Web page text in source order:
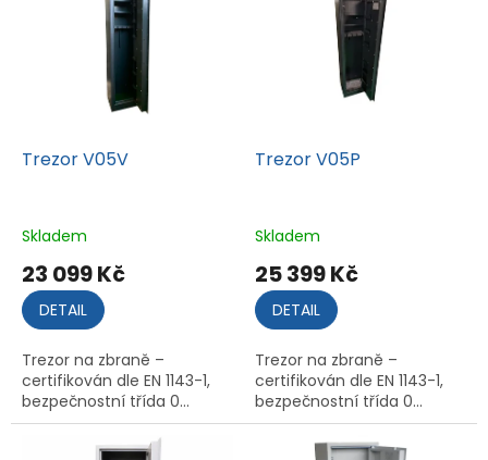
Trezor V05V
Skladem
23 099 Kč
DETAIL
Trezor na zbraně –
certifikován dle EN 1143-1,
bezpečnostní třída 0...
Trezor V05P
Skladem
25 399 Kč
DETAIL
Trezor na zbraně –
certifikován dle EN 1143-1,
bezpečnostní třída 0...